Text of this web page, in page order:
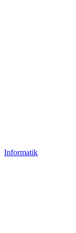
Informatik